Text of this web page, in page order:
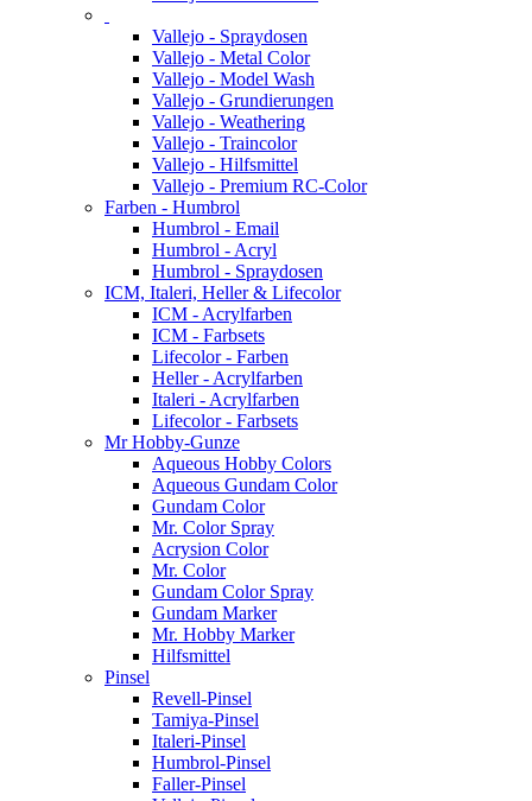
Vallejo - Spraydosen
Vallejo - Metal Color
Vallejo - Model Wash
Vallejo - Grundierungen
Vallejo - Weathering
Vallejo - Traincolor
Vallejo - Hilfsmittel
Vallejo - Premium RC-Color
Farben - Humbrol
Humbrol - Email
Humbrol - Acryl
Humbrol - Spraydosen
ICM, Italeri, Heller & Lifecolor
ICM - Acrylfarben
ICM - Farbsets
Lifecolor - Farben
Heller - Acrylfarben
Italeri - Acrylfarben
Lifecolor - Farbsets
Mr Hobby-Gunze
Aqueous Hobby Colors
Aqueous Gundam Color
Gundam Color
Mr. Color Spray
Acrysion Color
Mr. Color
Gundam Color Spray
Gundam Marker
Mr. Hobby Marker
Hilfsmittel
Pinsel
Revell-Pinsel
Tamiya-Pinsel
Italeri-Pinsel
Humbrol-Pinsel
Faller-Pinsel